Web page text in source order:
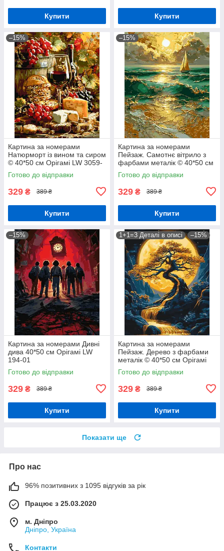
Купити Купити
–15%
Картина за номерами
Натюрморт із вином та сиром
© 40*50 см Орігамі LW 3059-
01
Готово до відправки
329 ₴ 389 ₴
Купити
–15%
Картина за номерами
Пейзаж. Самотнє вітрило з
фарбами металік © 40*50 см
Орігамі LW 30610-01
Готово до відправки
329 ₴ 389 ₴
Купити
–15%
Картина за номерами Дивні
дива 40*50 см Орігамі LW
194-01
Готово до відправки
329 ₴ 389 ₴
Купити
1+1=3 Деталі в описі –15%
Картина за номерами
Пейзаж. Дерево з фарбами
металік © 40*50 см Орігамі
LW 3428
Готово до відправки
329 ₴ 389 ₴
Купити
Показати ще
Про нас
96% позитивних з 1095 відгуків за рік
Працює з 25.03.2020
м. Дніпро
Дніпро, Україна
Контакти